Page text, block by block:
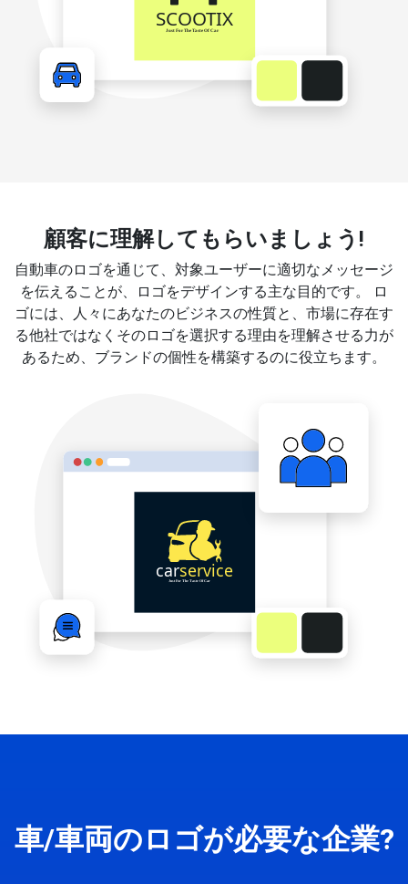
顧客に理解してもらいましょう!
自動車のロゴを通じて、対象ユーザーに適切なメッセージ
を伝えることが、ロゴをデザインする主な目的です。 ロ
ゴには、人々にあなたのビジネスの性質と、市場に存在す
る他社ではなくそのロゴを選択する理由を理解させる力が
あるため、ブランドの個性を構築するのに役立ちます。
車/車両のロゴが必要な企業?